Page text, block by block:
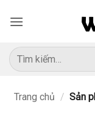
qua
dung
Tìm
kiếm:
Trang chủ / Sản